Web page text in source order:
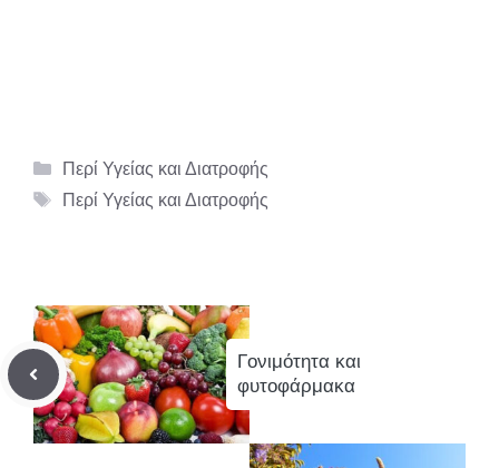
Κατηγορίες
Περί Υγείας και Διατροφής
Ετικέτες
Περί Υγείας και Διατροφής
Γονιμότητα και
φυτοφάρμακα